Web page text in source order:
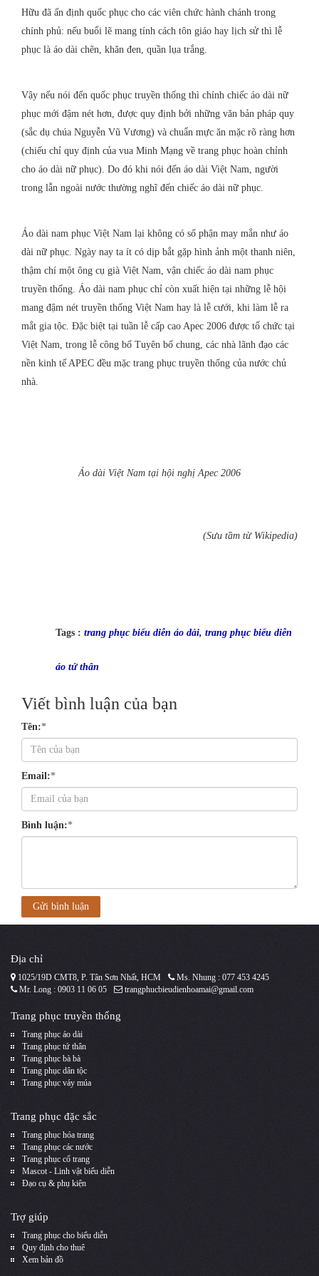
Hữu đã ấn định quốc phục cho các viên chức hành chánh trong
chính phủ: nếu buổi lẽ mang tính cách tôn giáo hay lịch sử thì lễ
phục là áo dài chẽn, khăn đen, quần lụa trắng.
Vậy nếu nói đến quốc phục truyền thống thì chính chiếc áo dài nữ
phục mới đậm nét hơn, được quy định bởi những văn bản pháp quy
(sắc dụ chúa Nguyễn Vũ Vương) và chuẩn mực ăn mặc rõ ràng hơn
(chiếu chỉ quy định của vua Minh Mạng về trang phục hoàn chỉnh
cho áo dài nữ phục). Do đó khi nói đến áo dài Việt Nam, người
trong lẫn ngoài nước thường nghĩ đến chiếc áo dài nữ phục.
Áo dài nam phục Việt Nam lại không có số phận may mắn như áo
dài nữ phục. Ngày nay ta ít có dịp bắt gặp hình ảnh một thanh niên,
thậm chí một ông cụ già Việt Nam, vận chiếc áo dài nam phục
truyền thống. Áo dài nam phục chỉ còn xuất hiện tại những lễ hội
mang đậm nét truyền thống Việt Nam hay là lễ cưới, khi làm lễ ra
mắt gia tộc. Đặc biệt tại tuần lễ cấp cao Apec 2006 được tổ chức tại
Việt Nam, trong lễ công bố Tuyên bố chung, các nhà lãnh đạo các
nền kinh tế APEC đều mặc trang phục truyền thống của nước chủ
nhà.
Áo dài Việt Nam tại hội nghị Apec 2006
(Sưu tầm từ Wikipedia)
Tags : trang phục biểu diễn áo dài, trang phục biểu diễn
áo tứ thân
Viết bình luận của bạn
Tên:*
Email:*
Bình luận:*
Gửi bình luận
Địa chỉ
1025/19D CMT8, P. Tân Sơn Nhất, HCM
Ms. Nhung : 077 453 4245
Mr. Long : 0903 11 06 05
trangphucbieudienhoamai@gmail.com
Trang phục truyền thống
Trang phục áo dài
Trang phục tứ thân
Trang phục bà bà
Trang phục dân tộc
Trang phục váy múa
Trang phục đặc sắc
Trang phục hóa trang
Trang phục các nước
Trang phục cổ trang
Mascot - Linh vật biểu diễn
Đạo cụ & phụ kiện
Trợ giúp
Trang phục cho biểu diễn
Quy định cho thuê
Xem bản đồ